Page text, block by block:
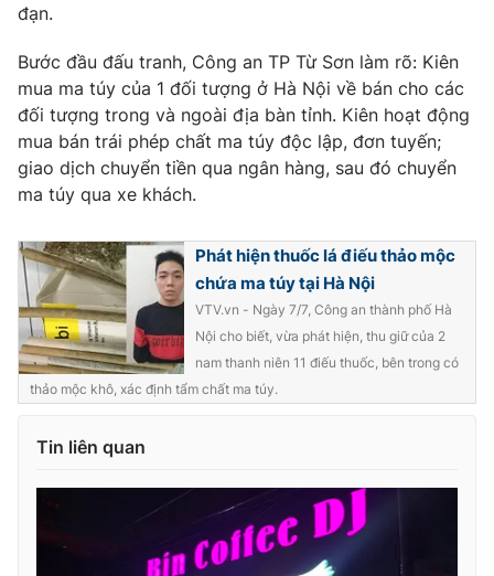
Chuyên mục khác
Emagazine Podcast
Photo Infographic
Video Shorts video
VTV Money VTV Thể thao
VTV Sức khoẻ Bất động sản
Thị trường 24h Tấm lòng Việt
VTV4
VTV8
Liên hệ tòa soạn English
đạn.
Bước đầu đấu tranh, Công an TP Từ Sơn làm rõ: Kiên
mua ma túy của 1 đối tượng ở Hà Nội về bán cho các
đối tượng trong và ngoài địa bàn tỉnh. Kiên hoạt động
mua bán trái phép chất ma túy độc lập, đơn tuyến;
giao dịch chuyển tiền qua ngân hàng, sau đó chuyển
ma túy qua xe khách.
Phát hiện thuốc lá điếu thảo mộc
chứa ma túy tại Hà Nội
VTV.vn - Ngày 7/7, Công an thành phố Hà
Nội cho biết, vừa phát hiện, thu giữ của 2
nam thanh niên 11 điếu thuốc, bên trong có
thảo mộc khô, xác định tẩm chất ma túy.
Tin liên quan